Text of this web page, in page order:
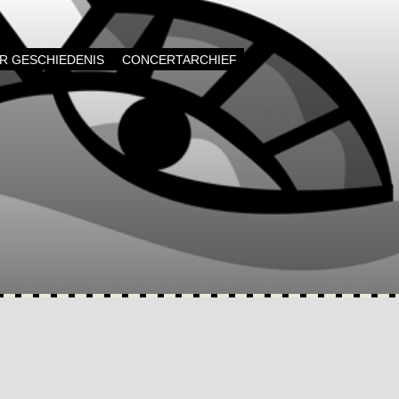
GESCHIEDENIS CONCERTARCHIEF